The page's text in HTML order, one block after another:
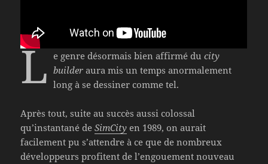
L e genre désormais bien affirmé du city
builderaura mis un temps anormalement
long à se dessiner comme tel.
Après tout, suite au succès aussi colossal
qu’instantané deSimCity en 1989, on aurait
facilement pu s’attendre à ce que de nombreux
développeurs profitent de l’engouement nouveau